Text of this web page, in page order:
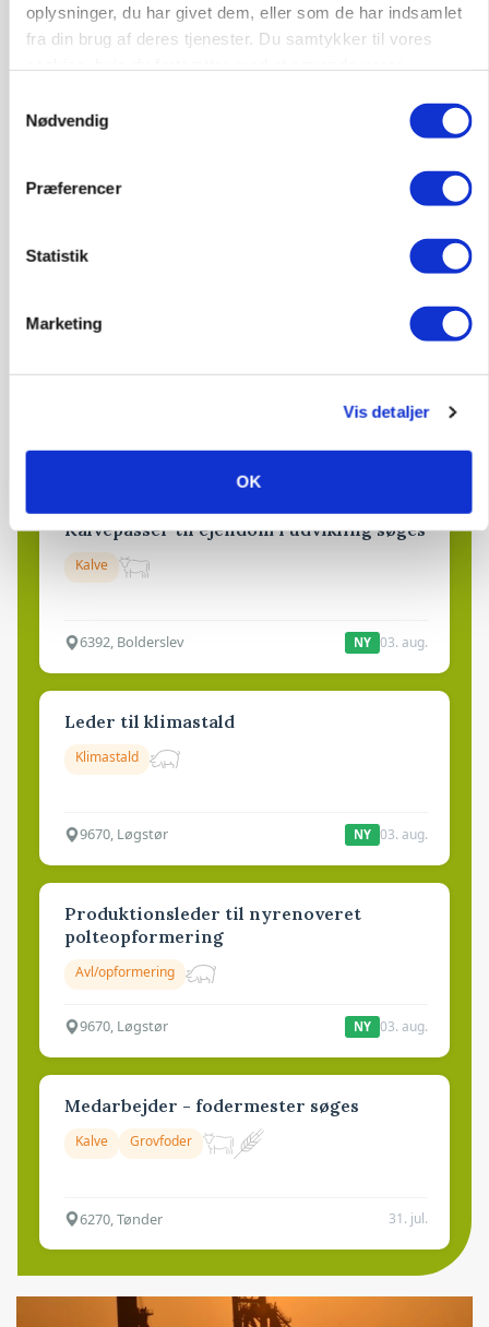
oplysninger, du har givet dem, eller som de har indsamlet
fra din brug af deres tjenester. Du samtykker til vores
Nødvendig
Præferencer
Statistik
Marketing
Vis detaljer
OK
80ledige stillinger
4700, Næstved 03. aug.
Medarbejdere til griseproduktion
Grise
9681, Ranum NY 03. aug.
Kalvepasser til ejendom i udvikling søges
Kalve
6392, Bolderslev NY 03. aug.
Leder til klimastald
Klimastald
9670, Løgstør NY 03. aug.
Produktionsleder til nyrenoveret
polteopformering
Avl/opformering
9670, Løgstør NY 03. aug.
Medarbejder - fodermester søges
Kalve Grovfoder
6270, Tønder 31. jul.